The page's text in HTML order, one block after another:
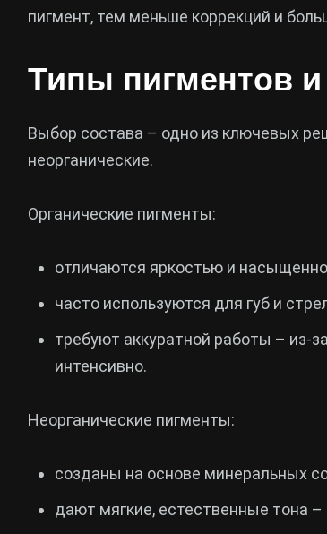
пигмент, тем меньше коррекций и
Типы пигментов и
Выбор состава – одно из ключевых
неорганические.
Органические пигменты:
отличаются яркостью и
часто используются для губ и
требуют аккуратной работы – из-
интенсивно.
Неорганические пигменты:
созданы на основе минеральных
дают мягкие, естественные тона